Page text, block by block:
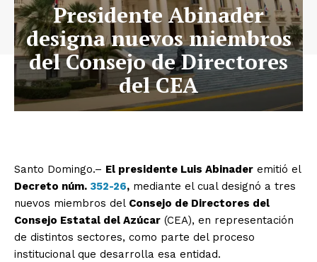
Presidente Abinader
designa nuevos miembros
del Consejo de Directores
del CEA
Santo Domingo.– El presidente Luis Abinader emitió el
Decreto núm. 352-26, mediante el cual designó a tres
nuevos miembros del Consejo de Directores del
Consejo Estatal del Azúcar (CEA), en representación
de distintos sectores, como parte del proceso
institucional que desarrolla esa entidad.